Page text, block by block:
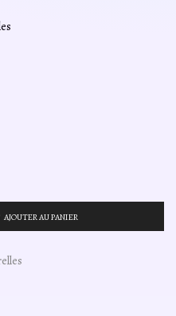
AJOUTER AU PANIER